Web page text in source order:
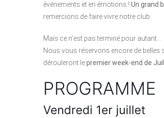
événements et en émotions ! Un grand
remercions de faire vivre notre club.
Mais ce n’est pas terminé pour autant…
Nous vous réservons encore de belles
dérouleront lepremier week-end de
PROGRAMME
Vendredi 1er juillet